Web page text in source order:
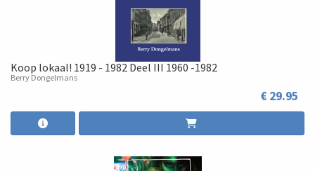
Koop lokaal! 1919 - 1982 Deel III 1960 -1982
Berry Dongelmans
€ 29.95